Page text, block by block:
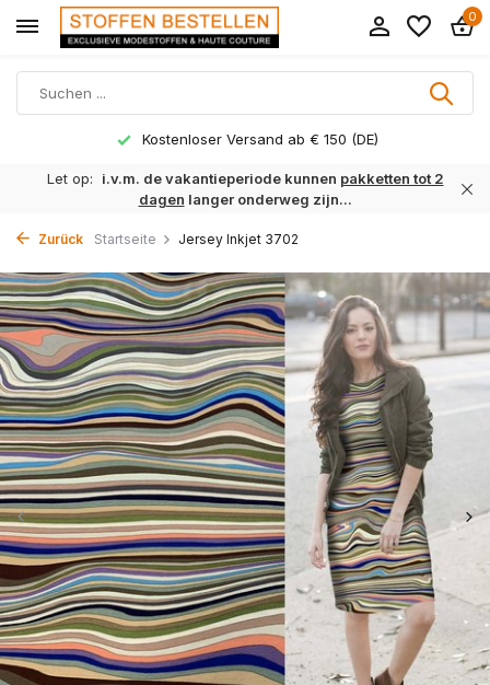
0
Kostenloser Versand ab € 150 (DE)
Let op: i.v.m. de vakantieperiode kunnen pakketten tot 2
dagen langer onderweg zijn...
Zurück Startseite Jersey Inkjet 3702